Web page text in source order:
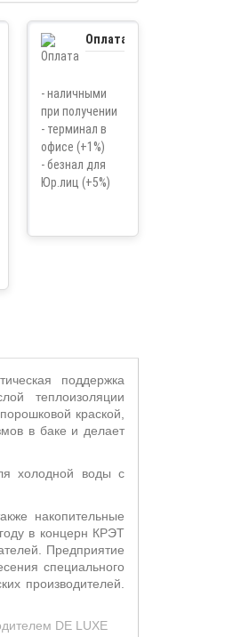
Оплата
- наличными
при получении
- терминал в
офисе (+1%)
- безнал для
Юр.лиц (+5%)
поддержка
теплоизоляции
краской,
в баке и делает
холодной воды с
накопительные
в концерн КРЭТ
Предприятие
специального
производителей.
DE LUXE